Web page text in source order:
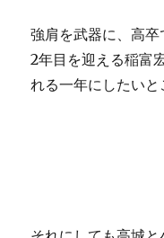
強肩を武器に、高
2年目を迎える稲富
れる一年にしたいと